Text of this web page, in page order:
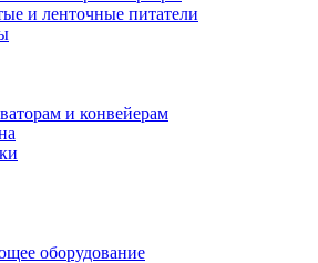
и ленточные питатели
и конвейерам
оборудование